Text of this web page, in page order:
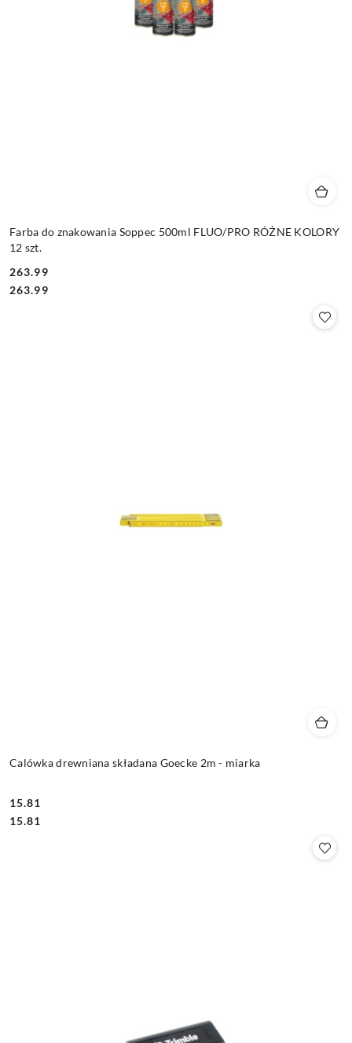
Farba do znakowania Soppec 500ml FLUO/PRO RÓŻNE KOLORY
12 szt.
Cena:
263.99
Cena:
263.99
Calówka drewniana składana Goecke 2m - miarka
Cena:
15.81
Cena:
15.81